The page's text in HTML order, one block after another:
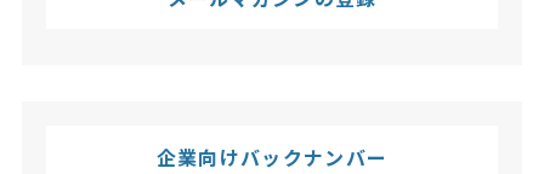
企業向けバックナンバー